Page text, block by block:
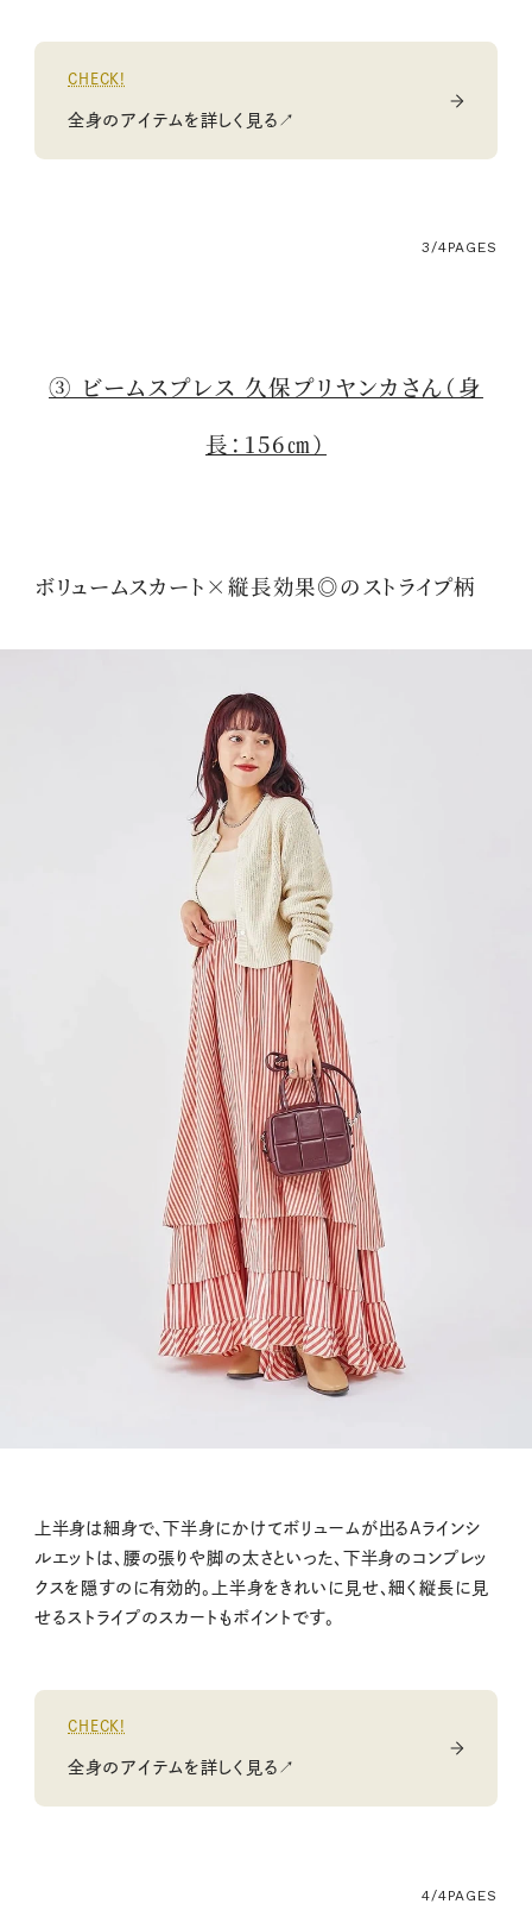
CHECK!
全身のアイテムを詳しく見る↗
3/4PAGES
③ ビームスプレス 久保プリヤンカさん（身
長：156㎝）
ボリュームスカート×縦長効果◎のストライプ柄
上半身は細身で、下半身にかけてボリュームが出るAラインシ
ルエットは、腰の張りや脚の太さといった、下半身のコンプレッ
クスを隠すのに有効的。上半身をきれいに見せ、細く縦長に見
せるストライプのスカートもポイントです。
CHECK!
全身のアイテムを詳しく見る↗
4/4PAGES